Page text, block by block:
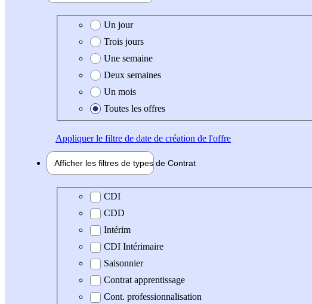
Date de création de l'offre
Un jour
Trois jours
Une semaine
Deux semaines
Un mois
Toutes les offres
Appliquerle filtre de date de création de l'offre
Afficher les filtres de types de Contrat
Type de contrat
CDI
CDD
Intérim
CDI Intérimaire
Saisonnier
Contrat apprentissage
Cont. professionnalisation